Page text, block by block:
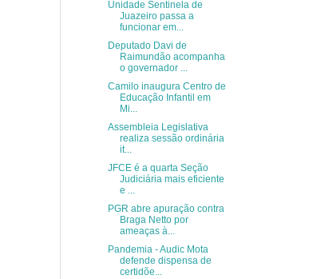
Unidade Sentinela de
Juazeiro passa a
funcionar em...
Deputado Davi de
Raimundão acompanha
o governador ...
Camilo inaugura Centro de
Educação Infantil em
Mi...
Assembleia Legislativa
realiza sessão ordinária
it...
JFCE é a quarta Seção
Judiciária mais eficiente
e ...
PGR abre apuração contra
Braga Netto por
ameaças à...
Pandemia - Audic Mota
defende dispensa de
certidõe...